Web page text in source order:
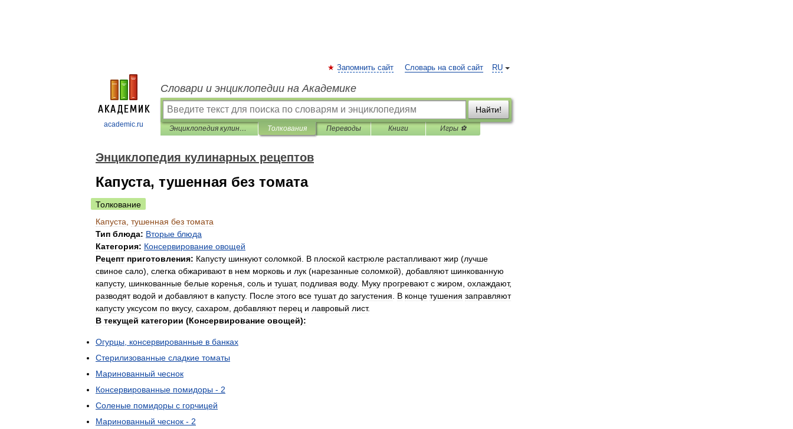
academic.ru
RU
Запомнить сайт Словарь на свой сайт
Словари и энциклопедии на Академике
Найти!
Энциклопедия кулинарных рецептов Толкования Переводы Книги Игры ⚽
Энциклопедия кулинарных рецептов
Капуста, тушенная без томата
Толкование
Капуста тушенная без томата
Тип блюда: Вторые блюда
Категория: Консервирование овощей
Рецепт приготовления: Капусту шинкуют соломкой В плоской кастрюле растапливают жир (лучше
свиное сало), слегка обжаривают в нем морковь и лук (нарезанные соломкой), добавляют шинкованную
капусту, шинкованные белые коренья соль и тушат, подливая воду. Муку прогревают с жиром охлаждают,
разводят водой и добавляют в капусту. После этого все тушат до загустения В конце тушения заправляют
капусту уксусом по вкусу, сахаром добавляют перец и лавровый лист.
В текущей категории (Консервирование овощей):
Огурцы консервированные в банках
Стерилизованные сладкие томаты
Маринованный чеснок
Консервированные помидоры - 2
Соленые помидоры с горчицей
Маринованный чеснок - 2